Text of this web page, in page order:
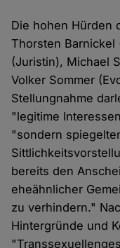
Die hohen Hürden
Thorsten Barnickel
(Juristin), Michael
Volker Sommer
Stellungnahme
"legitime
"sondern
bereits den
eheähnlicher
zu verhindern."
Hintergründe und